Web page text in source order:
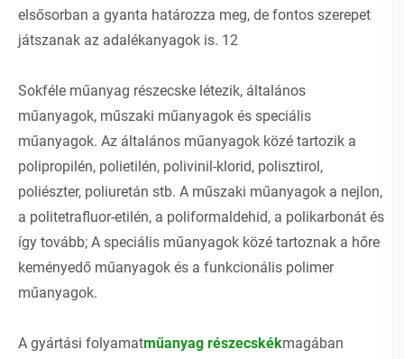
elsősorban a gyanta határozza meg, de fontos szerepet
játszanak az adalékanyagok is. 12
Sokféle műanyag részecske létezik, általános
műanyagok, műszaki műanyagok és speciális
műanyagok. Az általános műanyagok közé tartozik a
polipropilén, polietilén, polivinil-klorid, polisztirol,
poliészter, poliuretán stb. A műszaki műanyagok a nejlon,
a politetrafluor-etilén, a poliformaldehid, a polikarbonát és
így tovább; A speciális műanyagok közé tartoznak a hőre
keményedő műanyagok és a funkcionális polimer
műanyagok.
A gyártási folyamatműanyag részecskékmagában